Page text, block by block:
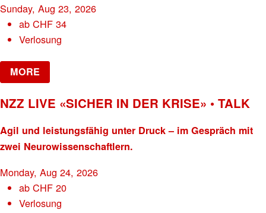
Sunday, Aug 23, 2026
abCHF 34
Verlosung
MORE
NZZ LIVE «SICHER IN DER KRISE» • TALK
Agil und leistungsfähig unter Druck – im Gespräch mit
zwei Neurowissenschaftlern.
Monday, Aug 24, 2026
abCHF 20
Verlosung